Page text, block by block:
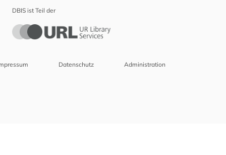
DBIS ist Teil der
Datenschutz Administration